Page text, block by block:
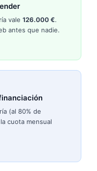
vale 126.000€.
antes que nadie.
(al 80% de
cuota mensual